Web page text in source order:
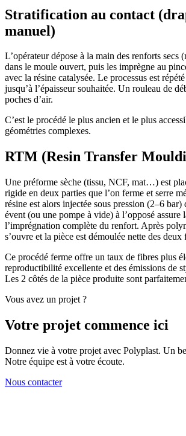
Stratification au contact
manuel)
L’opérateur dépose à la main des renforts secs
dans le moule ouvert, puis les imprègne au
avec la résine catalysée. Le processus est
jusqu’à l’épaisseur souhaitée. Un rouleau de
poches d’air.
C’est le procédé le plus ancien et le plus
géométries complexes.
RTM (Resin Transfer
Une préforme sèche (tissu, NCF, mat…) est
rigide en deux parties que l’on ferme et serre
résine est alors injectée sous pression (2–6 bar)
évent (ou une pompe à vide) à l’opposé assure
l’imprégnation complète du renfort. Après
s’ouvre et la pièce est démoulée nette des deux
Ce procédé ferme offre un taux de fibres plus
reproductibilité excellente et des émissions de
Les 2 côtés de la pièce produite sont
Vous avez un projet ?
Votre projet commence ici
Donnez vie à votre projet avec Polyplast. Un
Notre équipe est à votre écoute.
Nous contacter